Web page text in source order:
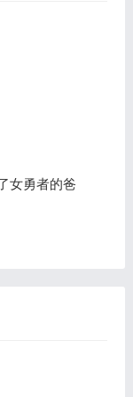
女勇者的爸